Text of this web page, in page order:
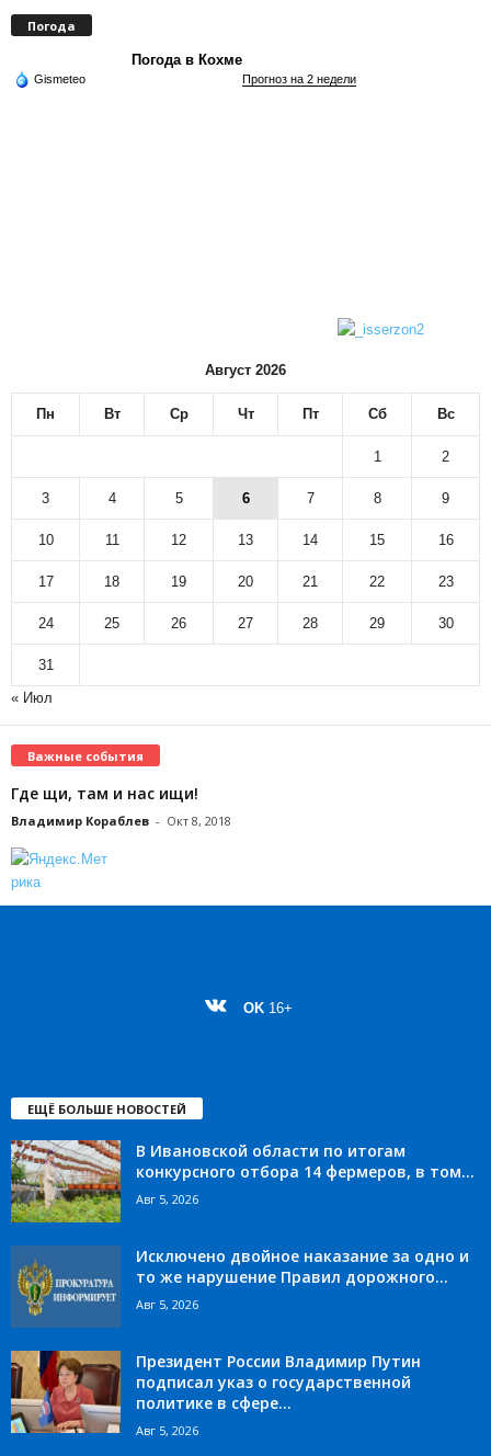
Погода
Погода в Кохме
Gismeteo Прогноз на 2 недели
Август 2026
Пн Вт Ср Чт Пт Сб Вс
1 2
3 4 5 6 7 8 9
10 11 12 13 14 15 16
17 18 19 20 21 22 23
24 25 26 27 28 29 30
31
« Июл
Важные события
Где щи, там и нас ищи!
Владимир Кораблев - Окт 8, 2018
OK 16+
ЕЩЁ БОЛЬШЕ НОВОСТЕЙ
В Ивановской области по итогам
конкурсного отбора 14 фермеров, в том...
Авг 5, 2026
Исключено двойное наказание за одно и
то же нарушение Правил дорожного...
Авг 5, 2026
Президент России Владимир Путин
подписал указ о государственной
политике в сфере...
Авг 5, 2026